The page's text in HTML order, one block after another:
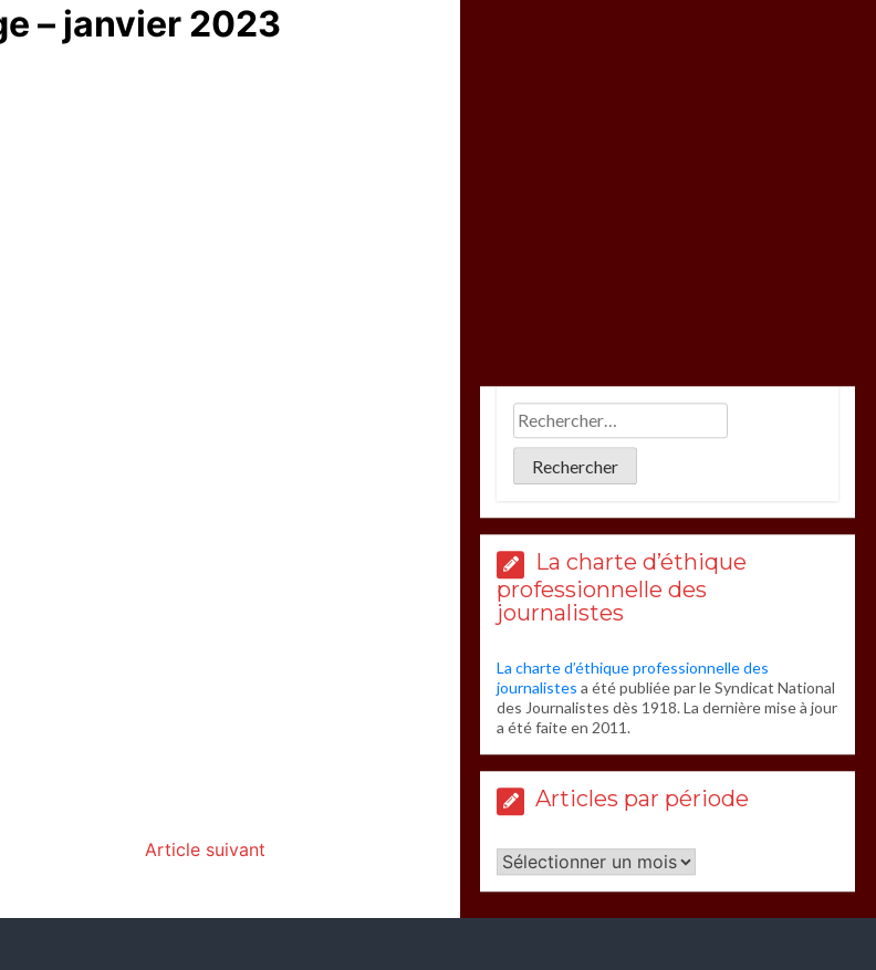
– janvier 2023
Article suivant
La charte d’éthique
professionnelle des
journalistes
La charte d’éthique professionnelle des
journalistes a été publiée par le Syndicat National
des Journalistes dès 1918. La dernière mise à jour
a été faite en 2011.
Articles par période
Articles
par
période